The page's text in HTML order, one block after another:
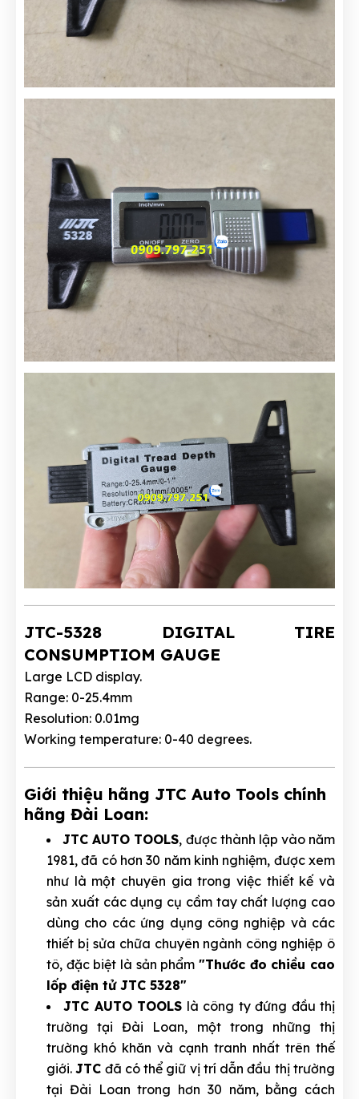
JTC-5328 DIGITAL TIRE
CONSUMPTIOM GAUGE
Large LCD display.
Range: 0-25.4mm
Resolution: 0.01mg
Working temperature: 0-40 degrees.​
Giới thiệu hãng JTC Auto Tools chính
hãng Đài Loan:
JTC AUTO TOOLS, được thành lập vào năm
1981, đã có hơn 30 năm kinh nghiệm, được xem
như là một chuyên gia trong việc thiết kế và
sản xuất các dụng cụ cầm tay chất lượng cao
dùng cho các ứng dụng công nghiệp và các
thiết bị sửa chữa chuyên ngành công nghiệp ô
tô, đặc biệt là sản phẩm "Thước đo chiều cao
lốp điện tử JTC 5328"
JTC AUTO TOOLS là công ty đứng đầu thị
trường tại Đài Loan, một trong những thị
trường khó khăn và cạnh tranh nhất trên thế
giới.JTC đã có thể giữ vị trí dẫn đầu thị trường
tại Đài Loan trong hơn 30 năm, bằng cách